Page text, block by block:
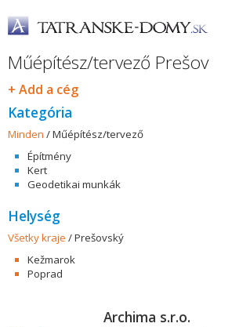
Műépítész/tervező Prešov
+ Add a cég
Kategória
Minden /Műépítész/tervező
Építmény
Kert
Geodetikai munkák
Helység
Všetky kraje /Prešovský
Kežmarok
Poprad
Archima s.r.o.